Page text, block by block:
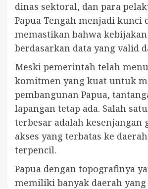
dinas sektoral, dan para
Papua Tengah menjadi kunci
memastikan bahwa
berdasarkan data yang valid
Meski pemerintah telah
komitmen yang kuat untuk
pembangunan Papua,
lapangan tetap ada. Salah
terbesar adalah kesenjangan
akses yang terbatas ke
terpencil.
Papua dengan topografinya
memiliki banyak daerah